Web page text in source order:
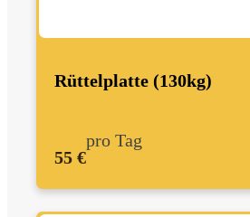
Rüttelplatte (130kg)
55 €
pro Tag